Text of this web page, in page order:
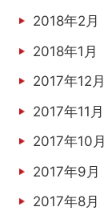
2018年2月
2018年1月
2017年12月
2017年11月
2017年10月
2017年9月
2017年8月